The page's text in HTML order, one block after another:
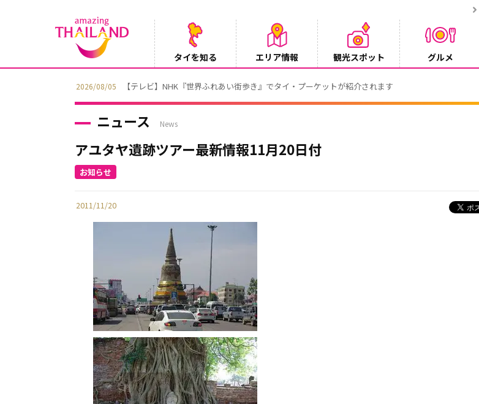
タイを知る エリア情報 観光スポット グルメ
2026/08/05 【テレビ】NHK『世界ふれあい街歩き』でタイ・プーケットが紹介されます
ニュース News
アユタヤ遺跡ツアー最新情報11月20日付
2011/11/20